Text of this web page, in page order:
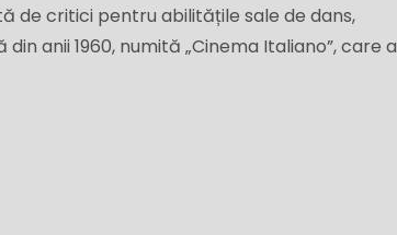
de critici pentru abilitățile sale de dans,
anii 1960, numită „Cinema Italiano”, care a